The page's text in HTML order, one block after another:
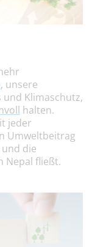
, unsere
und Klimaschutz,
halten.
jeder
Umweltbeitrag
die
Nepal fließt.